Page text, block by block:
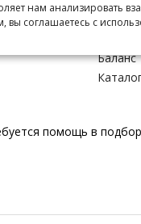
Заказы
Баланс
помощь в
нам анализировать
вы соглашаетесь с